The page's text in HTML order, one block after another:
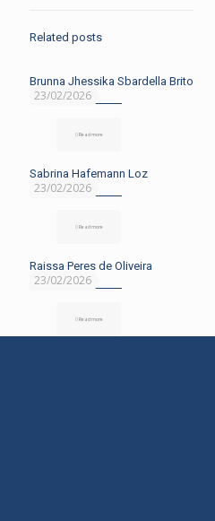
Related posts
23/02/2026
Brunna Jhessika Sbardella Brito
Read more
23/02/2026
Sabrina Hafemann Loz
Read more
23/02/2026
Raissa Peres de Oliveira
Read more